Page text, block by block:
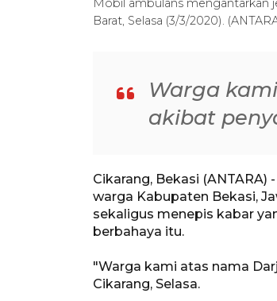
Mobil ambulans mengantarkan
Barat, Selasa (3/3/2020).
Warga
akibat
Cikarang, Bekasi
warga Kabupaten Bekasi,
sekaligus menepis kabar
berbahaya itu.
"Warga kami atas nama
Cikarang, Selasa.